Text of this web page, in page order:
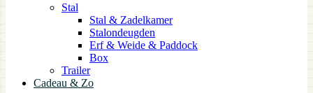
Stal
Stal & Zadelkamer
Stalondeugden
Erf & Weide & Paddock
Box
Trailer
Cadeau & Zo